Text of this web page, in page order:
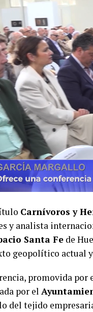
Carnívoros y
y analista
Santa Fe de
geopolítico actual
promovida por
por el
del tejido